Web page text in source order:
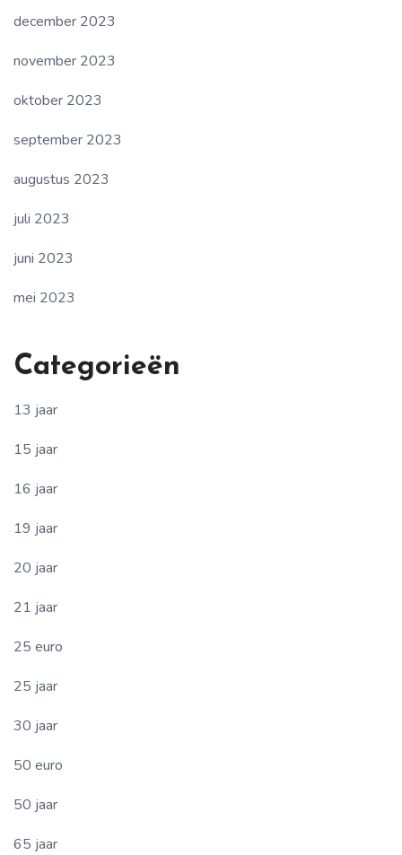
december 2023
november 2023
oktober 2023
september 2023
augustus 2023
juli 2023
juni 2023
mei 2023
Categorieën
13 jaar
15 jaar
16 jaar
19 jaar
20 jaar
21 jaar
25 euro
25 jaar
30 jaar
50 euro
50 jaar
65 jaar